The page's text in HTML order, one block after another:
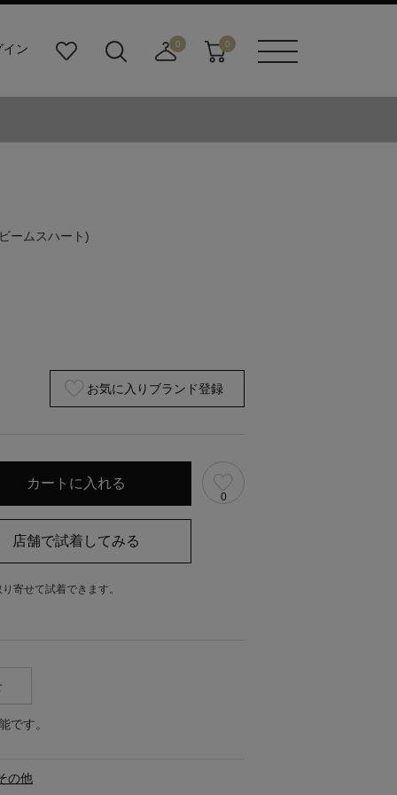
イン
り
ダ
0
寄
0
ームスハート)
お気に入りブランド登録
0
寄せて試着できます。
です。
の他